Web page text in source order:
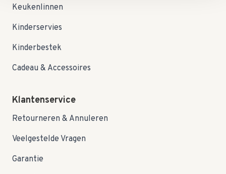
Keukenlinnen
Kinderservies
Kinderbestek
Cadeau & Accessoires
Klantenservice
Retourneren & Annuleren
Veelgestelde Vragen
Garantie